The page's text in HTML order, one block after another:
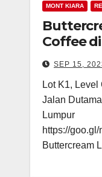
MONT KIARA
Coffee
SEP 15,
Lot K1,
Jalan
Lumpur
https://
Buttercream